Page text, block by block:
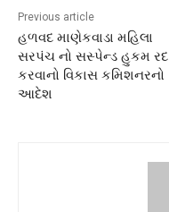
Previous article
હળવદ માણેકવાડા મહિલા
સરપંચ નો સસ્પેન્ડ હુકમ રદ
કરવાનો વિકાસ કમિશનરનો
આદેશ